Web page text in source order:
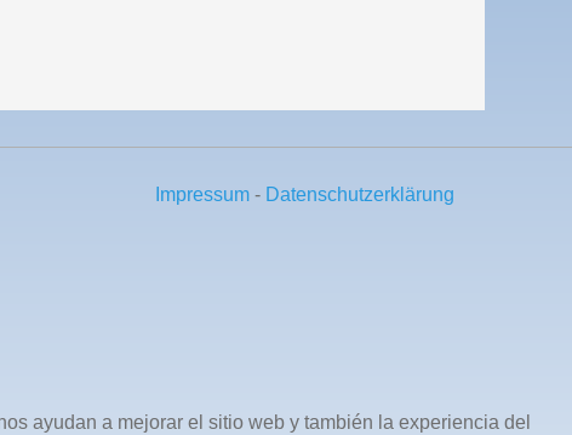
Impressum - Datenschutzerklärung
ayudan a mejorar el sitio web y también la experiencia del